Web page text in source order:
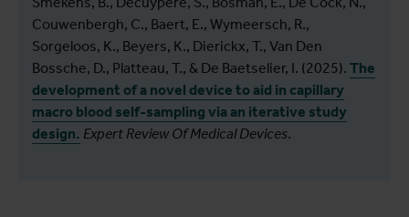
Couwenbergh, C., Baert, E., Wymeersch, R.,
Sorgeloos, K., Beyers, K., Dierickx, T., Van Den
Bossche, D., Platteau, T., & De Baetselier, I. (2025). The
development of a novel device to aid in capillary
macro blood self-sampling via an iterative study
design. Expert Review Of Medical Devices.